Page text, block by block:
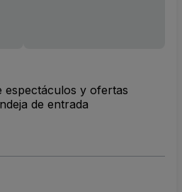
espectáculos y ofertas
de entrada